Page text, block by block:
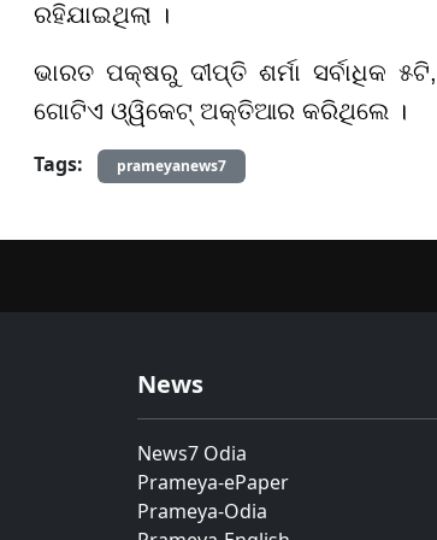
ରହିଯାଇଥିଲା ।
ଭାରତ ପକ୍ଷରୁ ଦୀପ୍ତି ଶର୍ମା ସର୍ବାଧିକ
ଗୋଟିଏ ଓ୍ୱିକେଟ୍ ଅକ୍ତିଆର କରିଥିଲେ ।
Tags:
prameyanews7
News
News7 Odia
Prameya-ePaper
Prameya-Odia